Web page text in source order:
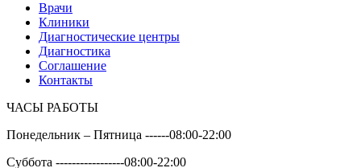
Врачи
Клиники
Диагностические центры
Диагностика
Соглашение
Контакты
ЧАСЫ РАБОТЫ
Понедельник – Пятница ------08:00-22:00
Суббота -----------------08:00-22:00